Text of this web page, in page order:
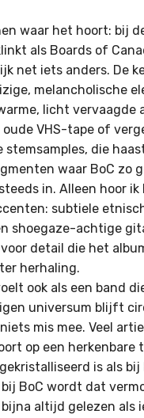
waar het hoort: bij
als Boards of
net iets anders. De
melancholische
licht vervaagde
oude VHS-tape of
stemsamples, die
waar BoC zo
in. Alleen hoor ik
subtiele
shoegaze-achtige
detail die het
herhaling.
ook als een band
universum blijft
mis mee. Veel
op een herkenbare
is als bij
bij BoC wordt dat
altijd gelezen als